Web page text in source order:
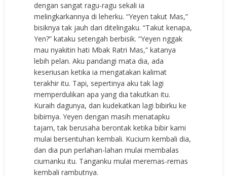
dengan sangat ragu-ragu sekali ia
melingkarkannya di leherku. “Yeyen takut Mas,”
bisiknya tak jauh dari ditelingaku. “Takut kenapa,
Yen?” kataku setengah berbisik. “Yeyen nggak
mau nyakitin hati Mbak Ratri Mas,” katanya
lebih pelan. Aku pandangi mata dia, ada
keseriusan ketika ia mengatakan kalimat
terakhir itu. Tapi, sepertinya aku tak lagi
memperdulikan apa yang dia takutkan itu.
Kuraih dagunya, dan kudekatkan lagi bibirku ke
bibirnya. Yeyen dengan masih menatapku
tajam, tak berusaha berontak ketika bibir kami
mulai bersentuhan kembali. Kucium kembali dia,
dan dia pun perlahan-lahan mulai membalas
ciumanku itu. Tanganku mulai meremas-remas
kembali rambutnya.